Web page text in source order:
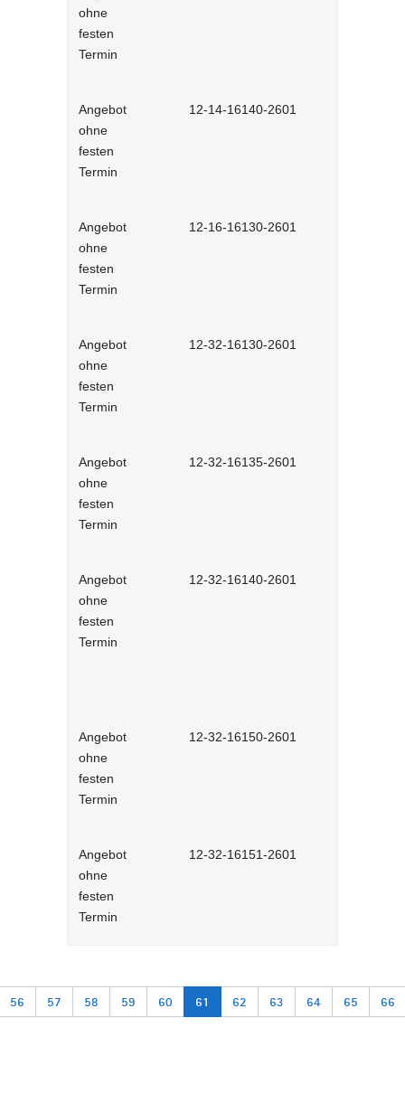
ohne
festen
Termin
Angebot
ohne
festen
Termin
12-14-16140-2601
Angebot
ohne
festen
Termin
12-16-16130-2601
Angebot
ohne
festen
Termin
12-32-16130-2601
Angebot
ohne
festen
Termin
12-32-16135-2601
Angebot
ohne
festen
Termin
12-32-16140-2601
Angebot
ohne
festen
Termin
12-32-16150-2601
Angebot
ohne
festen
Termin
12-32-16151-2601
56 57 58 59 60 61 62 63 64 65 66